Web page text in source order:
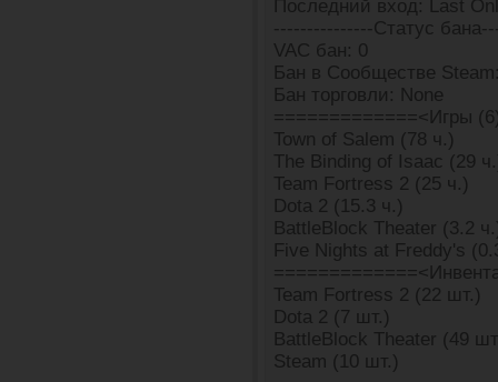
Последний вход: Last
---------------Статус
VAC бан: 0
Бан в Сообществе
Бан торговли: None
=============<Игры
Town of Salem (78 ч.)
The Binding of Isaac (29
Team Fortress 2 (25 ч.)
Dota 2 (15.3 ч.)
BattleBlock Theater (3.2
Five Nights at Freddy's
Team Fortress 2 (22 шт.)
Dota 2 (7 шт.)
BattleBlock Theater (49
Steam (10 шт.)